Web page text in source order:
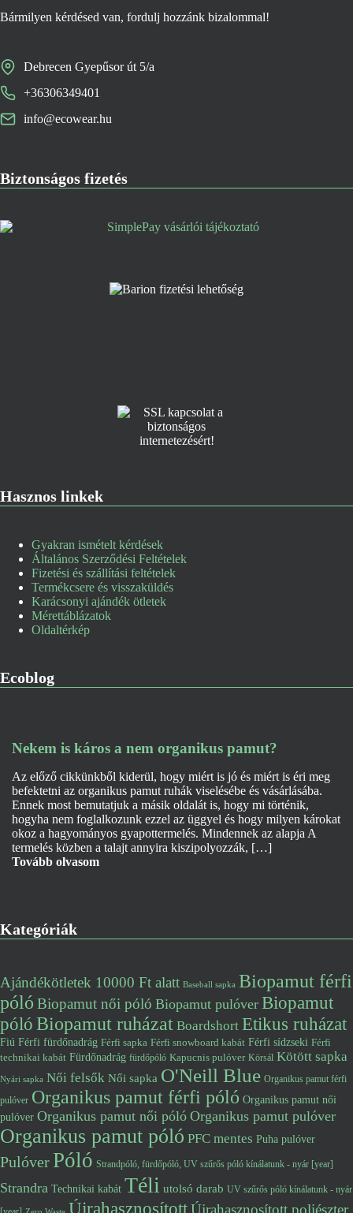
Bármilyen kérdésed van, fordulj hozzánk bizalommal!
Debrecen Gyepűsor út 5/a
+36306349401
info@ecowear.hu
Biztonságos fizetés
Hasznos linkek
Gyakran ismételt kérdések
Általános Szerződési Feltételek
Fizetési és szállítási feltételek
Termékcsere és visszaküldés
Karácsonyi ajándék ötletek
Mérettáblázatok
Oldaltérkép
Ecoblog
Nekem is káros a nem organikus pamut?
Az előző cikkünkből kiderül, hogy miért is jó és miért is éri meg
befektetni az organikus pamut ruhák viselésébe és vásárlásába.
Ennek most bemutatjuk a másik oldalát is, hogy mi történik,
hogyha nem foglalkozunk ezzel az üggyel és hogy milyen károkat
okoz a hagyományos gyapottermelés. Mindennek az alapja A
termelés közben a talajt annyira kiszipolyozzák, […]
Tovább olvasom
Kategóriák
Ajándékötletek 10000 Ft alatt Baseball sapka Biopamut férfi
póló Biopamut női póló Biopamut pulóver Biopamut
pólóBiopamut ruházat Boardshort Etikus ruházat
Fiú Férfi fürdőnadrág Férfi sapka Férfi snowboard kabát Férfi sídzseki Férfi
technikai kabát Fürdőnadrág fürdőpóló Kapucnis pulóver Körsál Kötött sapka
Nyári sapka Női felsők Női sapka O'Neill Blue Organikus pamut férfi
pulóver Organikus pamut férfi póló Organikus pamut női
pulóver Organikus pamut női póló Organikus pamut pulóver
Organikus pamut póló PFC mentes Puha pulóver
PulóverPóló Strandpóló, fürdőpóló, UV szűrős póló kínálatunk - nyár [year]
Strandra Technikai kabát Téli utolsó darab UV szűrős póló kínálatunk - nyár
ÚjrahasznosítottÚjrahasznosított poliészter